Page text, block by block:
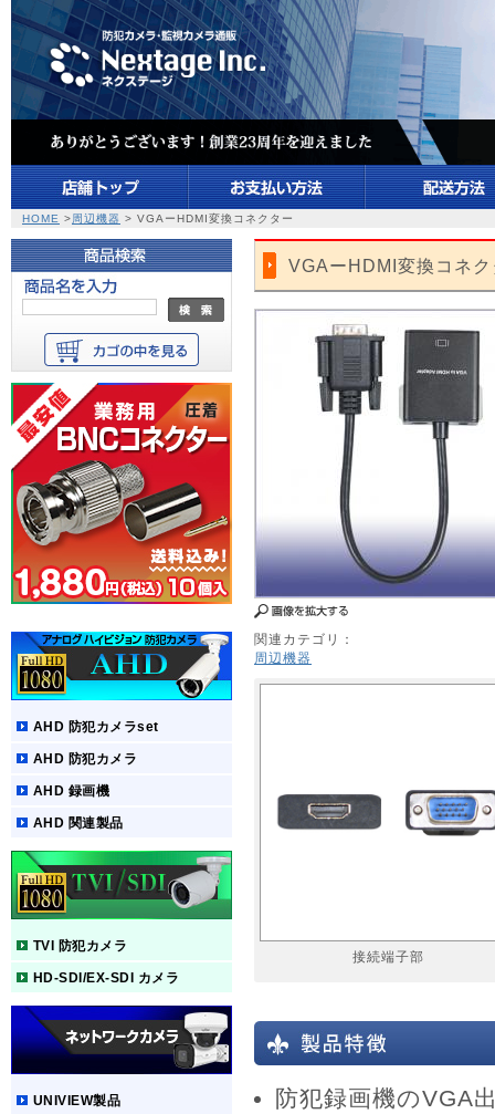
HOME > 周辺機器 > VGAーHDMI変換コネクター
AHD 防犯カメラset
AHD 防犯カメラ
AHD 録画機
AHD 関連製品
TVI 防犯カメラ
HD-SDI/EX-SDI カメラ
UNIVIEW製品
VGAーHDMI変換コネ
関連カテゴリ：
周辺機器
接続端子部
防犯録画機のVGA